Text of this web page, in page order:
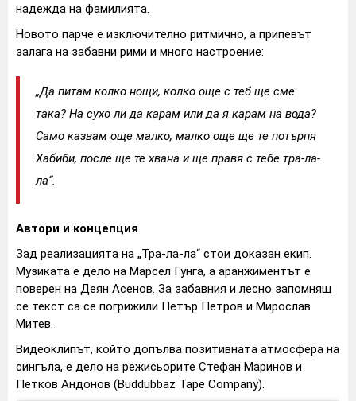
надежда на фамилията.
Новото парче е изключително ритмично, а припевът
залага на забавни рими и много настроение:
„Да питам колко нощи, колко още с теб ще сме
така? На сухо ли да карам или да я карам на вода?
Само казвам още малко, малко още ще те потърпя
Хабиби, после ще те хвана и ще правя с тебе тра-ла-
ла“.
Автори и концепция
Зад реализацията на „Тра-ла-ла“ стои доказан екип.
Музиката е дело на Марсел Гунга, а аранжиментът е
поверен на Деян Асенов. За забавния и лесно запомнящ
се текст са се погрижили Петър Петров и Мирослав
Митев.
Видеоклипът, който допълва позитивната атмосфера на
сингъла, е дело на режисьорите Стефан Маринов и
Петков Андонов (Buddubbaz Tape Company).